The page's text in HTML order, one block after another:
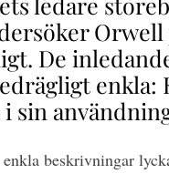
De
enkla:
sin
beskrivningar